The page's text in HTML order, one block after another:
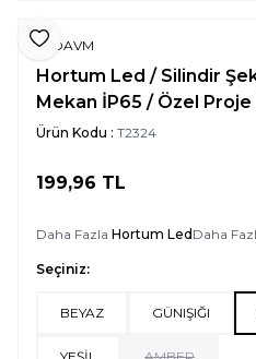
Favoriye Ekle
LEDAVM
Hortum Led / Silindir
Mekan İP65 / Özel
Ürün Kodu : T2324
199,96 TL
Daha Fazla Hortum LedDaha
Seçiniz:
BEYAZ GÜNIŞIĞI